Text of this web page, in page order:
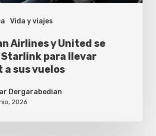
Vida y viajes
Airlines y United se
Starlink para llevar
sus vuelos
Dergarabedian
2026